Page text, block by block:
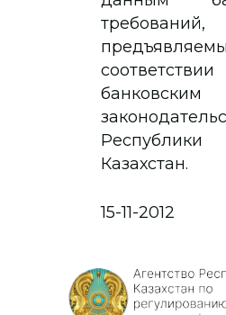
требований,
банковским
Республики
Казахстан.
15-11-2012